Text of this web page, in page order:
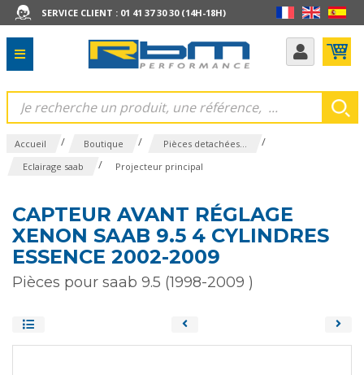
SERVICE CLIENT : 01 41 37 30 30 (14H-18H)
Accueil / Boutique / Pièces detachées... /
Eclairage saab / Projecteur principal
CAPTEUR AVANT RÉGLAGE
XENON SAAB 9.5 4 CYLINDRES
ESSENCE 2002-2009
Pièces pour saab 9.5 (1998-2009 )